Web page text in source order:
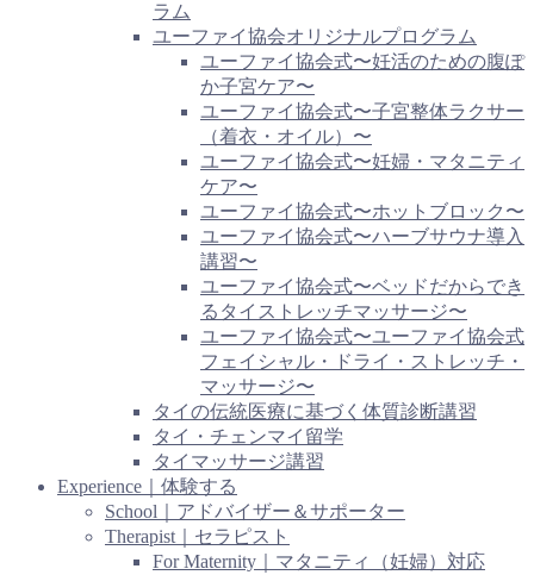
ラム
ユーファイ協会オリジナルプログラム
ユーファイ協会式〜妊活のための腹ぽ
か子宮ケア〜
ユーファイ協会式〜子宮整体ラクサー
（着衣・オイル）〜
ユーファイ協会式〜妊婦・マタニティ
ケア〜
ユーファイ協会式〜ホットブロック〜
ユーファイ協会式〜ハーブサウナ導入
講習〜
ユーファイ協会式〜ベッドだからでき
るタイストレッチマッサージ〜
ユーファイ協会式〜ユーファイ協会式
フェイシャル・ドライ・ストレッチ・
マッサージ〜
タイの伝統医療に基づく体質診断講習
タイ・チェンマイ留学
タイマッサージ講習
Experience｜体験する
School｜アドバイザー＆サポーター
Therapist｜セラピスト
For Maternity｜マタニティ（妊婦）対応